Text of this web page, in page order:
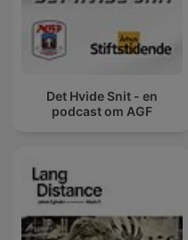
Det Hvide Snit - en
podcast om AGF